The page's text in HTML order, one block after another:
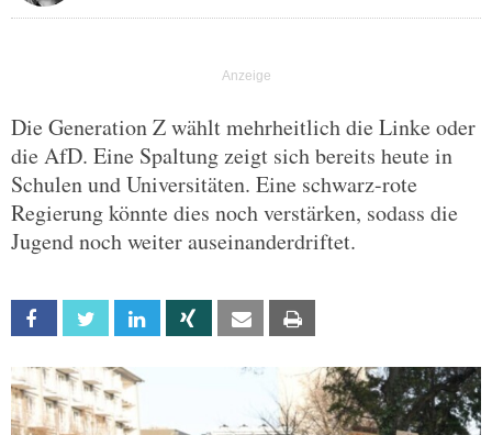
Die Generation Z wählt mehrheitlich die Linke oder
die AfD. Eine Spaltung zeigt sich bereits heute in
Schulen und Universitäten. Eine schwarz-rote
Regierung könnte dies noch verstärken, sodass die
Jugend noch weiter auseinanderdriftet.
Facebook Twitter Linkedin Xing Email